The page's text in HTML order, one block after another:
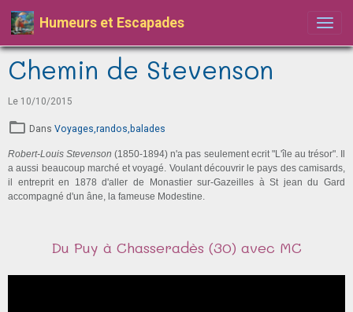
Humeurs et Escapades
Chemin de Stevenson
Le 10/10/2015
Dans Voyages,randos,balades
Robert-Louis Stevenson (1850-1894) n'a pas seulement ecrit "L'île au trésor". Il
a aussi beaucoup marché et voyagé. Voulant découvrir le pays des camisards,
il entreprit en 1878 d'aller de Monastier sur-Gazeilles à St jean du Gard
accompagné d'un âne, la fameuse Modestine.
Du Puy à Chasseradès (30) avec MC